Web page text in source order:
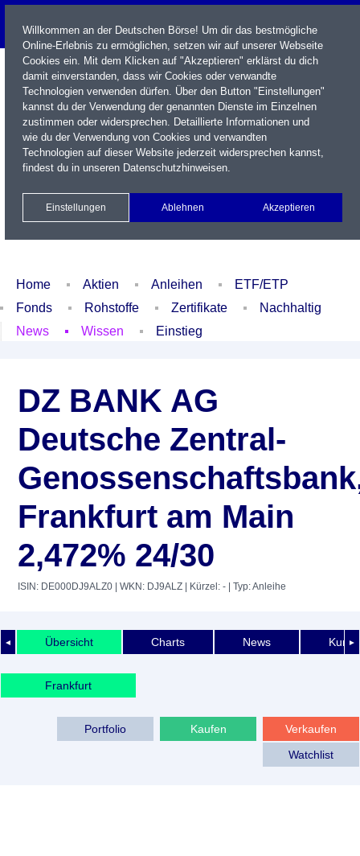
Name / WKN / ISIN / Kürzel
Newsletter Kontakt
Xetra Realtime
Watchlist Portfolio Login
Home Aktien Anleihen
ETF/ETP
Fonds
Rohstoffe Zertifikate
Nachhaltig
News
Wissen Einstieg
DZ BANK AG
Deutsche Zentral-
Frankfurt am Main
2,472% 24/30
ISIN: DE000DJ9ALZ0 | WKN: DJ9ALZ | Kürzel: - | Typ: Anleihe
◄ ►
Übersicht Charts News
Frankfurt
Verkaufen
Kaufen
Portfolio
Watchlist
Willkommen an der Deutschen Börse! Um dir das bestmögliche
Online-Erlebnis zu ermöglichen, setzen wir auf unserer Webseite
Cookies ein. Mit dem Klicken auf "Akzeptieren" erklärst du dich
damit einverstanden, dass wir Cookies oder verwandte
Technologien verwenden dürfen. Über den Button "Einstellungen"
kannst du der Verwendung der genannten Dienste im Einzelnen
zustimmen oder widersprechen. Detaillierte Informationen und
wie du der Verwendung von Cookies und verwandten
Technologien auf dieser Website jederzeit widersprechen kannst,
findest du in unseren Datenschutzhinweisen.
Einstellungen Ablehnen Akzeptieren